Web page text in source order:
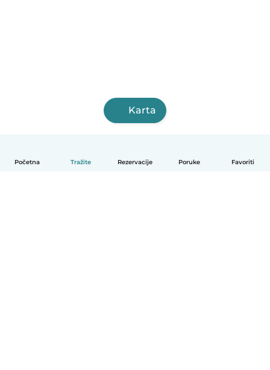
Početna Tražite Rezervacije Poruke Favoriti
Karta